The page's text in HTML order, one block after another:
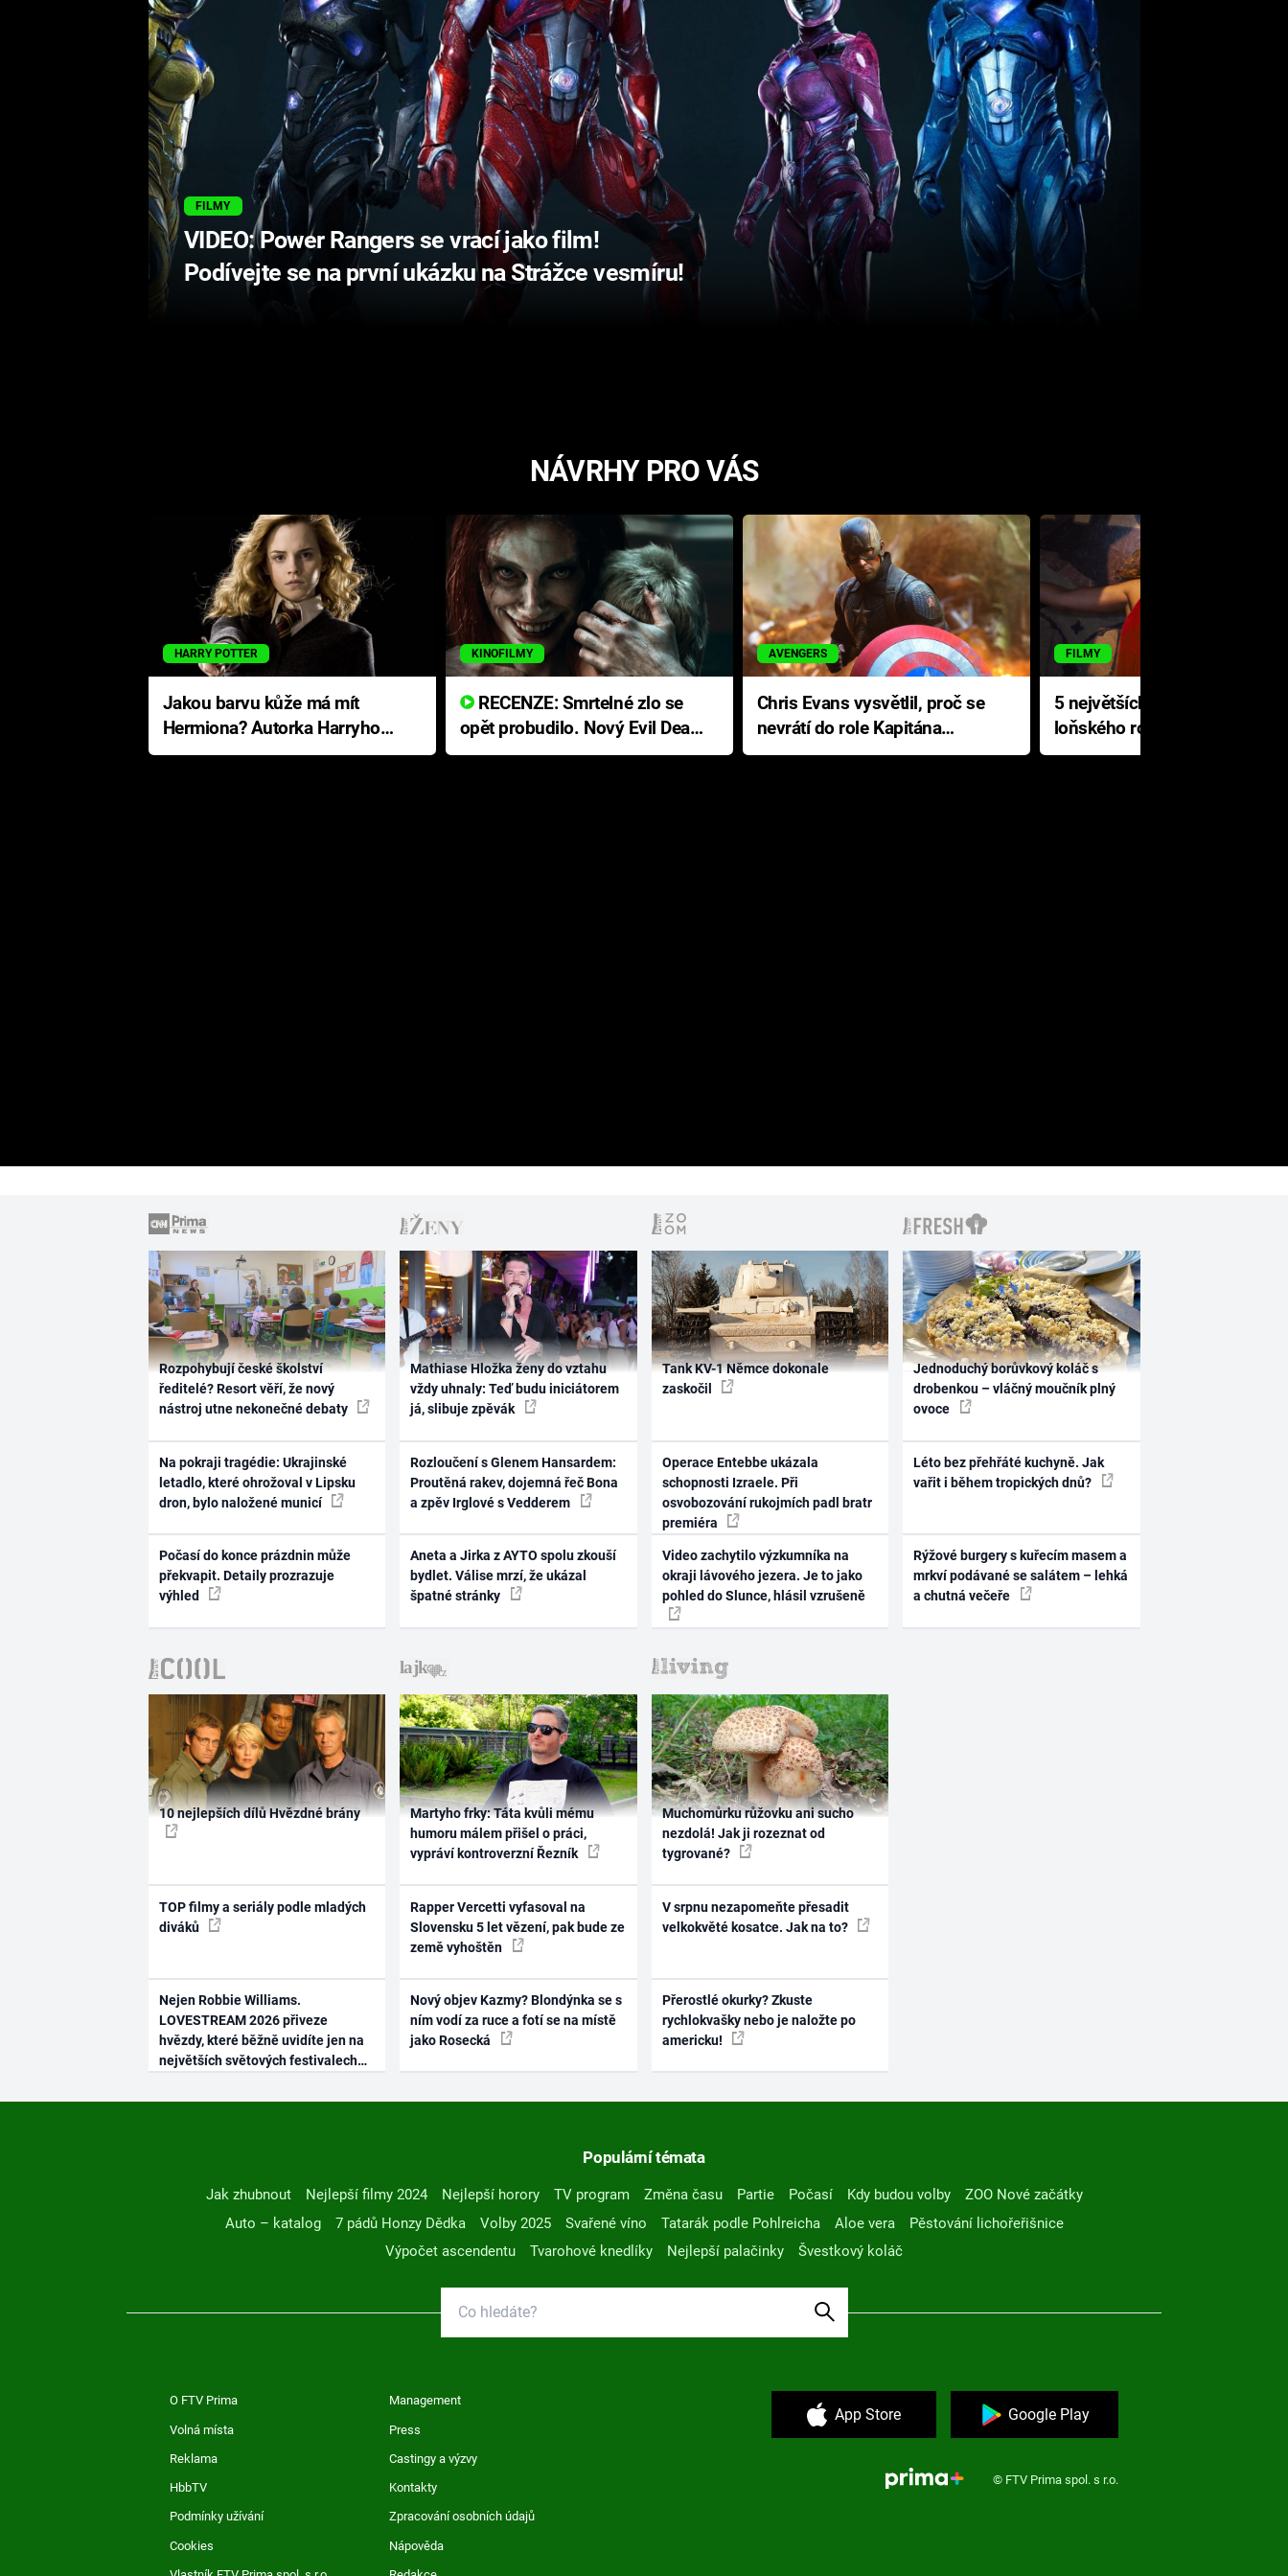
FILMY
VIDEO: Power Rangers se vrací jako film!
Podívejte se na první ukázku na Strážce vesmíru!
NÁVRHY PRO VÁS
HARRY POTTER
Jakou barvu kůže má mít
Hermiona? Autorka Harryho
Pottera přišla s ráznou
KINOFILMY
RECENZE: Smrtelné zlo se
opět probudilo. Nový Evil Dead
přichází s neodolatelnou
AVENGERS
Chris Evans vysvětlil, proč se
nevrátí do role Kapitána
Ameriky
FILMY
5 největších propadáků
loňského roku: Disney na
jediné katastrofě prodělal 200
Rozpohybují české školství
ředitelé? Resort věří, že nový
nástroj utne nekonečné debaty
Na pokraji tragédie: Ukrajinské
letadlo, které ohrožoval v Lipsku
dron, bylo naložené municí
Počasí do konce prázdnin může
překvapit. Detaily prozrazuje
výhled
Mathiase Hložka ženy do vztahu
vždy uhnaly: Teď budu iniciátorem
já, slibuje zpěvák
Rozloučení s Glenem Hansardem:
Proutěná rakev, dojemná řeč Bona
a zpěv Irglové s Vedderem
Aneta a Jirka z AYTO spolu zkouší
bydlet. Válise mrzí, že ukázal
špatné stránky
Tank KV-1 Němce dokonale
zaskočil
Operace Entebbe ukázala
schopnosti Izraele. Při
osvobozování rukojmích padl bratr
premiéra
Video zachytilo výzkumníka na
okraji lávového jezera. Je to jako
pohled do Slunce, hlásil vzrušeně
Jednoduchý borůvkový koláč s
drobenkou – vláčný moučník plný
ovoce
Léto bez přehřáté kuchyně. Jak
vařit i během tropických dnů?
Rýžové burgery s kuřecím masem a
mrkví podávané se salátem – lehká
a chutná večeře
10 nejlepších dílů Hvězdné brány
TOP filmy a seriály podle mladých
diváků
Nejen Robbie Williams.
LOVESTREAM 2026 přiveze
hvězdy, které běžně uvidíte jen na
největších světových festivalech
Martyho frky: Táta kvůli mému
humoru málem přišel o práci,
vypráví kontroverzní Řezník
Rapper Vercetti vyfasoval na
Slovensku 5 let vězení, pak bude ze
země vyhoštěn
Nový objev Kazmy? Blondýnka se s
ním vodí za ruce a fotí se na místě
jako Rosecká
Muchomůrku růžovku ani sucho
nezdolá! Jak ji rozeznat od
tygrované?
V srpnu nezapomeňte přesadit
velkokvěté kosatce. Jak na to?
Přerostlé okurky? Zkuste
rychlokvašky nebo je naložte po
americku!
Populární témata
Jak zhubnout Nejlepší filmy 2024 Nejlepší horory TV program Změna času Partie Počasí Kdy budou volby
ZOO Nové začátky
Auto – katalog
7 pádů Honzy Dědka Volby 2025 Svařené víno Tatarák podle Pohlreicha Aloe vera
Pěstování lichořeřišnice
Výpočet ascendentu
Tvarohové knedlíky Nejlepší palačinky Švestkový koláč
O FTV Prima Management
Volná místa Press
Reklama Castingy a výzvy
HbbTV Kontakty
Podmínky užívání Zpracování osobních údajů
Cookies Nápověda
App Store Google Play
© FTV Prima spol. s r.o.